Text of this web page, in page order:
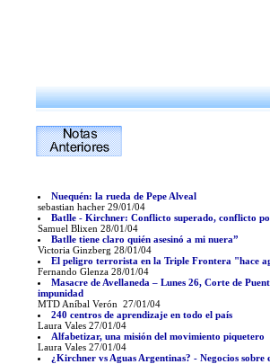
Nuequén: la rueda de Pepe Alveal
sebastian hacher 29/01/04
Batlle - Kirchner: Conflicto superado, conflicto
Samuel Blixen 28/01/04
Batlle tiene claro quién asesinó a mi nuera”
Victoria Ginzberg 28/01/04
El peligro terrorista en la Triple Frontera "hace
Fernando Glenza 28/01/04
Masacre de Avellaneda – Lunes 26, Corte de
impunidad
MTD Aníbal Verón 27/01/04
240 centros de aprendizaje en todo el país
Laura Vales 27/01/04
Alfabetizar, una misión del movimiento piquetero
Laura Vales 27/01/04
¿Kirchner vs Aguas Argentinas? - Negocios sobre